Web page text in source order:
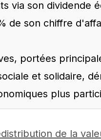
via son dividende
de son chiffre
portées
et solidaire,
plus
de la